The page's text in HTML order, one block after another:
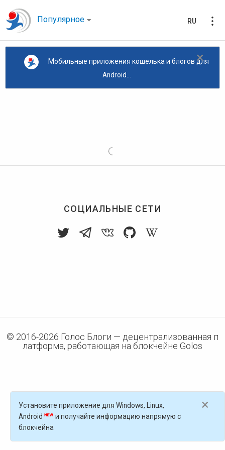
Популярное RU
×
Мобильные приложения кошелька и блогов для
Android...
СОЦИАЛЬНЫЕ СЕТИ
© 2016-2026 Голос Блоги — децентрализованная п
латформа, работающая на блокчейне Golos
×
Установите приложение для Windows, Linux,
Android
и получайте информацию напрямую с
блокчейна